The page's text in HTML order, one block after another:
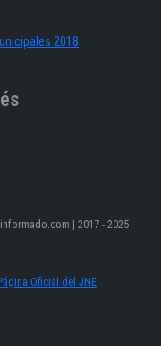
2018
| 2017 - 2025
Oficial del JNE